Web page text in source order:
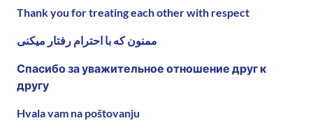
Thank you for treating each other with respect
ممنون که با احترام رفتار میکنی
Спасибо за уважительное отношение друг к
другу
Hvala vam na poštovanju